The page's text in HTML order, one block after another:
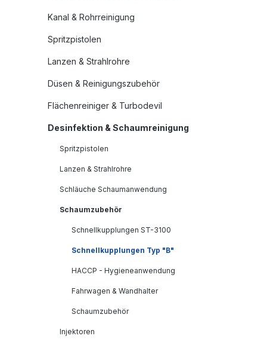
Kanal & Rohrreinigung
Spritzpistolen
Lanzen & Strahlrohre
Düsen & Reinigungszubehör
Flächenreiniger & Turbodevil
Desinfektion & Schaumreinigung
Spritzpistolen
Lanzen & Strahlrohre
Schläuche Schaumanwendung
Schaumzubehör
Schnellkupplungen ST-3100
Schnellkupplungen Typ "B"
HACCP - Hygieneanwendung
Fahrwagen & Wandhalter
Schaumzubehör
Injektoren